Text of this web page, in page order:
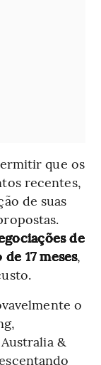
que os
recentes,
de suas
de
17 meses,
o
&